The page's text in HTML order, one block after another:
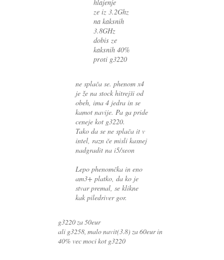
hlajenje
ze iz 3.2Ghz
na kaksnih
3.8GHz
dobis ze
kaksnih 40%
proti g3220
ne splača se. phenom x4
je že na stock hitrejši od
obeh, ima 4 jedra in se
kamot navije. Pa ga pride
ceneje kot g3220.
Tako da se ne splača it v
intel, razn če misli kasnej
nadgradit na i5/xeon
Lepo phenomčka in eno
am3+ platko, da ko je
stvar premal, se klikne
kak piledriver gor.
g3220 za 50eur
ali g3258, malo navit(3.8) za 60eur in
40% vec moci kot g3220